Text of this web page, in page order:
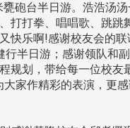
砲台半日游。浩浩汤汤
打打拳、唱唱歌、跳跳
快乐啊!感谢校友会的联
行半日游；感谢领队和
规划，带给每一位校友
家作精彩的表演，更